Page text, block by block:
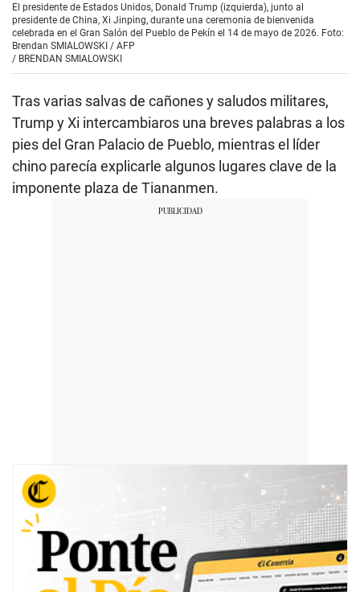
El presidente de Estados Unidos, Donald Trump (izquierda), junto al
presidente de China, Xi Jinping, durante una ceremonia de bienvenida
celebrada en el Gran Salón del Pueblo de Pekín el 14 de mayo de 2026. Foto:
Brendan SMIALOWSKI / AFP
/ BRENDAN SMIALOWSKI
Tras varias salvas de cañones y saludos militares,
Trump y Xi intercambiaros una breves palabras a los
pies del Gran Palacio de Pueblo, mientras el líder
chino parecía explicarle algunos lugares clave de la
imponente plaza de Tiananmen.